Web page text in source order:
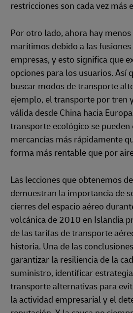
restricciones son cada vez más
Por otro lado, ahora hay
marítimos debido a las
empresas, y esto significa que
opciones para los usuarios. Así
buscar modos de transporte
ejemplo, el transporte por tren
válida desde China hacia
transporte ecológico se
mercancías más rápidamente
forma más rentable que por
Las lecciones que obtenemos
demuestran la importancia de
cierres del espacio aéreo
volcánica de 2010 en Islandia
de las tarifas de transporte
historia. Una de las
garantizar la resiliencia de la
suministro, identificar
transporte alternativas para
la actividad empresarial y el